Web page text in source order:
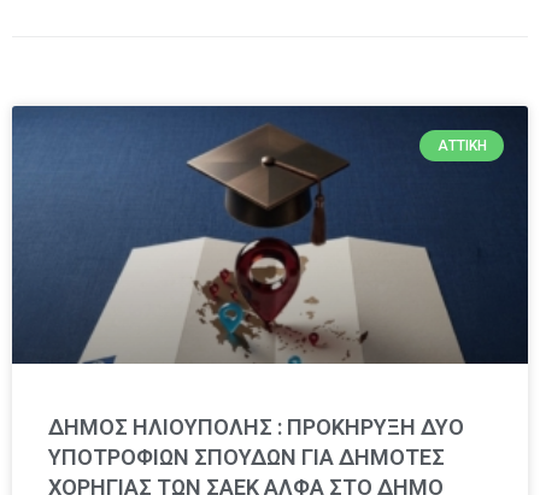
ΑΤΤΙΚΉ
ΔΗΜΟΣ ΗΛΙΟΥΠΟΛΗΣ : ΠΡΟΚΗΡΥΞΗ ΔΥΟ
ΥΠΟΤΡΟΦΙΩΝ ΣΠΟΥΔΩΝ ΓΙΑ ΔΗΜΟΤΕΣ
ΧΟΡΗΓΙΑΣ ΤΩΝ ΣΑΕΚ ΑΛΦΑ ΣΤΟ ΔΗΜΟ